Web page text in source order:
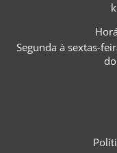
Segunda à sextas-